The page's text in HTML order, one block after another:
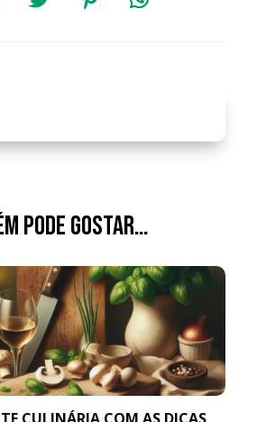
pode gostar…